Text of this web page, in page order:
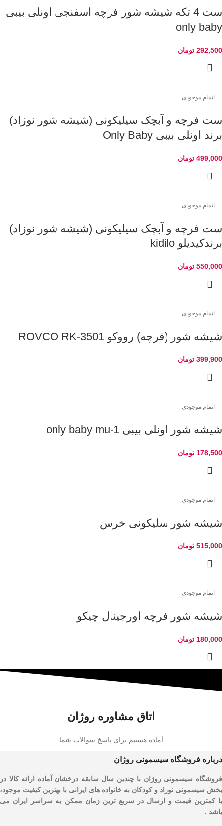
ست 4 تکه شیشه شور فرچه اسفنجی اونلی بیبی
only baby
292,500 تومان
اتمام موجودی
ست فرچه و آبچک سیلیکونی (شیشه شور نوزاد)
برند اونلی بیبی Only Baby
499,000 تومان
اتمام موجودی
ست فرچه و آبچک سیلیکونی (شیشه شور نوزاد)
برندکیدیلو kidilo
550,000 تومان
اتمام موجودی
شیشه شور (فرچه) رووکو ROVCO RK-3501
399,900 تومان
اتمام موجودی
شیشه شور اونلی بیبی only baby mu-1
178,500 تومان
اتمام موجودی
شیشه شور سلیکونی خرس
515,000 تومان
اتمام موجودی
شیشه شور فرچه اورجینال چیکو
180,000 تومان
اتاق مشاوره روژان
آماده هستیم برای پاسخ سوالات شما
درباره فروشگاه سیسمونی روژان
فروشگاه سیسمونی روژان با چندین سال سابقه درخشان آماده ارائه کالا در
بخش سیسمونی نوزاد و کودکان به خانواده های ایرانی با بهترین کیفیت موجود،
با کمترین قیمت و ارسال در سریع ترین زمان ممکن به سراسر ایران می
باشد .